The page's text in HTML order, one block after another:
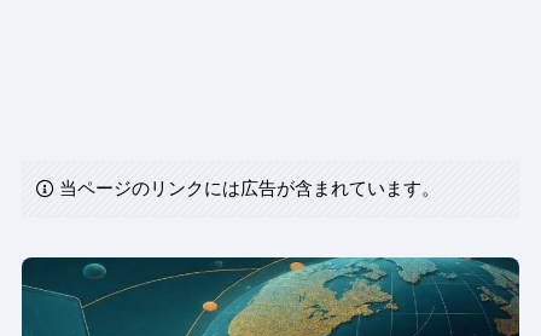
当ページのリンクには広告が含まれています。